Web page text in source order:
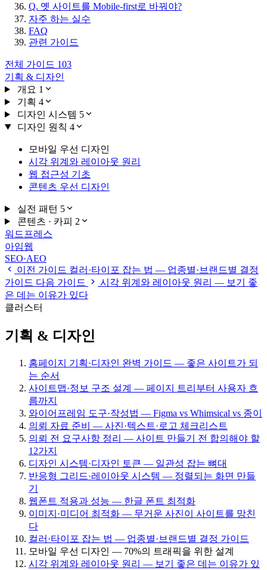
Q. 옛 사이트를 Mobile-first로 바꿔야?
자주 하는 실수
FAQ
관련 가이드
전체 가이드 103
기획 & 디자인
개요 1
기획 4
디자인 시스템 5
디자인 원칙 4
모바일 우선 디자인
시각 위계와 레이아웃 원리
웹 접근성 기초
콘텐츠 우선 디자인
실전 패턴 5
콘텐츠 · 카피 2
워드프레스
아임웹
SEO·AEO
이전 가이드 컬러·타이포 잡는 법 — 업종별·브랜드별 결정
가이드 다음 가이드
시각 위계와 레이아웃 원리 — 보기 좋
은 데는 이유가 있다
클러스터
기획 & 디자인
홈페이지 기획·디자인 완벽 가이드 — 좋은 사이트가 되
는 순서
사이트맵·정보 구조 설계 — 페이지 트리부터 사용자 흐
름까지
와이어프레임 도구·작성법 — Figma vs Whimsical vs 종이
의뢰 자료 준비 — 사진·텍스트·로고 체크리스트
의뢰 전 요구사항 정리 — 사이트 만들기 전 합의해야 할
12가지
디자인 시스템·디자인 토큰 — 일관성 잡는 뼈대
반응형 그리드·레이아웃 시스템 — 정렬되는 화면 만들
기
웹폰트 적용과 성능 — 한글 폰트 최적화
이미지·미디어 최적화 — 무거운 사진이 사이트를 망친
다
컬러·타이포 잡는 법 — 업종별·브랜드별 결정 가이드
모바일 우선 디자인 — 70%의 트래픽을 위한 설계
시각 위계와 레이아웃 원리 — 보기 좋은 데는 이유가 있